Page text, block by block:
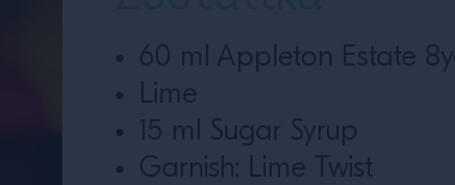
60 ml Appleton Estate
Lime
15 ml Sugar Syrup
Garnish: Lime Twist